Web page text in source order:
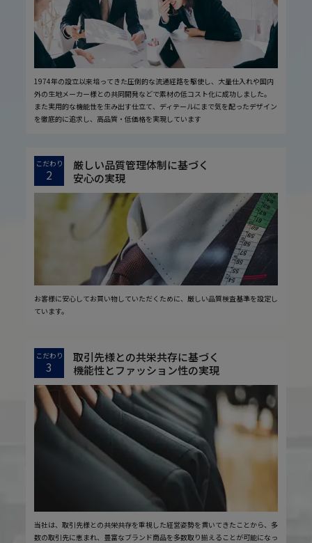
1974年の設立以来培ってきた圧倒的な流通経路を駆使し、大量仕入れや国内
外の生地メーカー様との共同開発などで素材の低コスト化に成功しました。
また実用的な機能性を生み出す仕立て、ディテールにまで気を配ったデザイン
を徹底的に追求し、高品質・低価格を実現しています
こだわり
2
厳しい品質管理体制に基づく
安心の実現
お客様に安心してお買い物していただくために、厳しい品質検査基準を設定し
ています。
こだわり
3
取引先様との共栄共存に基づく
機能性とファッション性の実現
当社は、取引先様との共栄共存を重視した経営姿勢を貫いてきたことから、多
数の取引先に恵まれ、豊富なブランド商品を多数取り揃えることが可能になっ